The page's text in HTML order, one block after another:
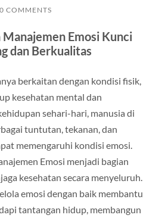
0 COMMENTS
Emosi Kunci
dan Berkualitas
berkaitan dengan kondisi fisik,
kesehatan mental dan
sehari-hari, manusia di
tuntutan, tekanan, dan
memengaruhi kondisi emosi.
Emosi menjadi bagian
kesehatan secara menyeluruh.
emosi dengan baik membantu
tantangan hidup, membangun